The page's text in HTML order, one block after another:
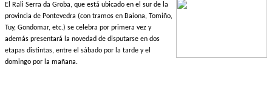
El Rali Serra da Groba, que está ubicado en el sur de la
provincia de Pontevedra (con tramos en Baiona, Tomiño,
Tuy, Gondomar, etc.) se celebra por primera vez y
además presentará la novedad de disputarse en dos
etapas distintas, entre el sábado por la tarde y el
domingo por la mañana.